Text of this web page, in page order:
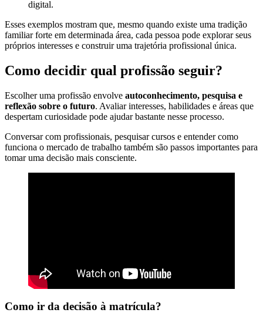
digital.
Esses exemplos mostram que, mesmo quando existe uma tradição
familiar forte em determinada área, cada pessoa pode explorar seus
próprios interesses e construir uma trajetória profissional única.
Como decidir qual profissão seguir?
Escolher uma profissão envolve autoconhecimento, pesquisa e
reflexão sobre o futuro. Avaliar interesses, habilidades e áreas que
despertam curiosidade pode ajudar bastante nesse processo.
Conversar com profissionais, pesquisar cursos e entender como
funciona o mercado de trabalho também são passos importantes para
tomar uma decisão mais consciente.
Como ir da decisão à matrícula?